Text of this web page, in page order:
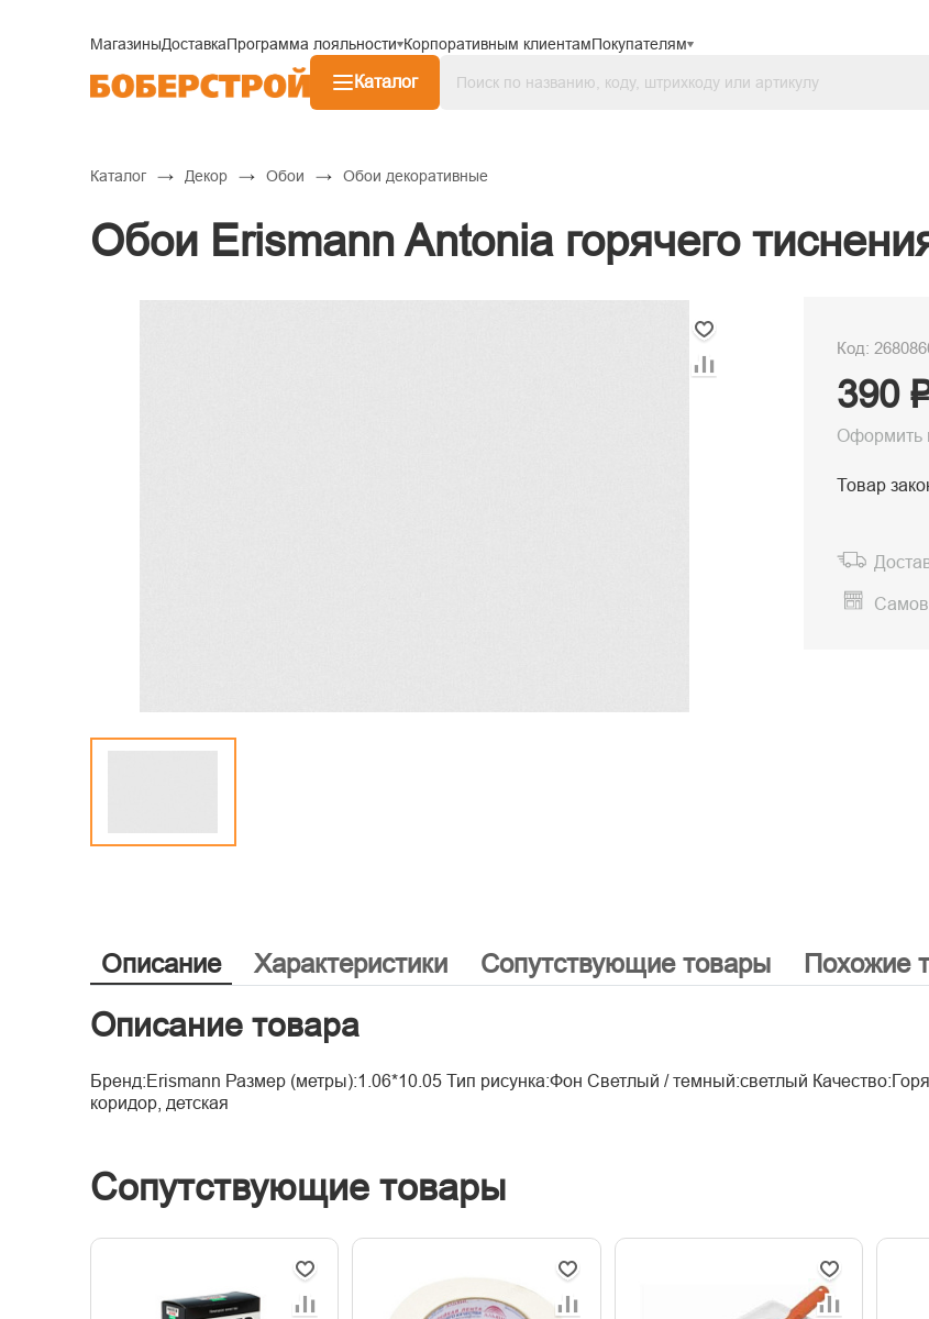
МагазиныДоставкаПрограмма лояльности Корпоративным клиентамПокупателям
Каталог
Каталог → Декор → Обои → Обои декоративные
Обои Erismann Antonia горячего
Код:
390
Оформить
Товар
Описание Характеристики Сопутствующие товары Похожие
Описание товара
Бренд:Erismann Размер (метры):1.06*10.05 Тип рисунка:Фон Светлый / темный:светлый
коридор, детская
Сопутствующие товары